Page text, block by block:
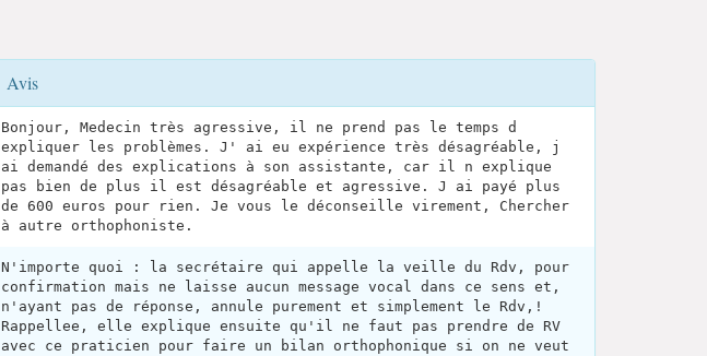
Avis
Bonjour, Medecin très agressive, il ne prend pas le temps d
expliquer les problèmes. J' ai eu expérience très désagréable, j
ai demandé des explications à son assistante, car il n explique
pas bien de plus il est désagréable et agressive. J ai payé plus
de 600 euros pour rien. Je vous le déconseille virement, Chercher
à autre orthophoniste.
N'importe quoi : la secrétaire qui appelle la veille du Rdv, pour
confirmation mais ne laisse aucun message vocal dans ce sens et,
n'ayant pas de réponse, annule purement et simplement le Rdv,!
Rappellee, elle explique ensuite qu'il ne faut pas prendre de RV
avec ce praticien pour faire un bilan orthophonique si on ne veut